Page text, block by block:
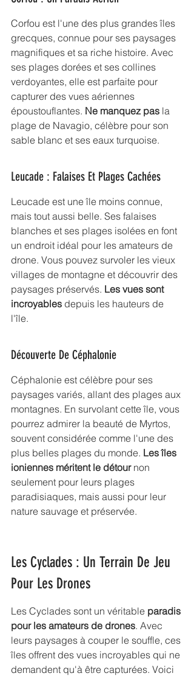
Corfou est l'une des plus grandes îles
grecques, connue pour ses paysages
magnifiques et sa riche histoire. Avec
ses plages dorées et ses collines
verdoyantes, elle est parfaite pour
capturer des vues aériennes
époustouflantes. Ne manquez pas la
plage de Navagio, célèbre pour son
sable blanc et ses eaux turquoise.
Leucade : Falaises Et Plages Cachées
Leucade est une île moins connue,
mais tout aussi belle. Ses falaises
blanches et ses plages isolées en font
un endroit idéal pour les amateurs de
drone. Vous pouvez survoler les vieux
villages de montagne et découvrir des
paysages préservés. Les vues sont
incroyables depuis les hauteurs de
l'île.
Découverte De Céphalonie
Céphalonie est célèbre pour ses
paysages variés, allant des plages aux
montagnes. En survolant cette île, vous
pourrez admirer la beauté de Myrtos,
souvent considérée comme l'une des
plus belles plages du monde. Les îles
ioniennes méritent le détour non
seulement pour leurs plages
paradisiaques, mais aussi pour leur
nature sauvage et préservée.
Les Cyclades : Un Terrain De Jeu
Pour Les Drones
Les Cyclades sont un véritable paradis
pour les amateurs de drones. Avec
leurs paysages à couper le souffle, ces
îles offrent des vues incroyables qui ne
demandent qu'à être capturées. Voici